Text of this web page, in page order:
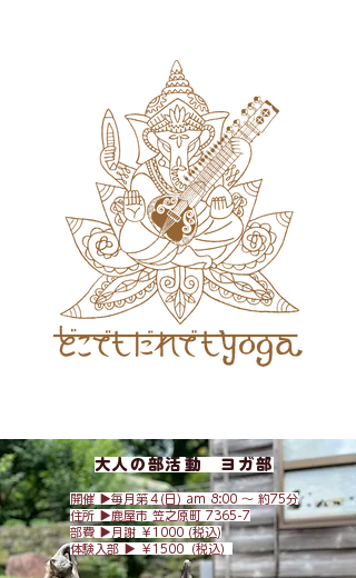
大人の部活動 ヨガ部
開催 ▶︎毎月第４(日) am 8:00 〜 約75分
​住所 ▶︎鹿屋市 笠之原町 7365-7
​部費 ▶︎月謝 ￥1000 (税込)
体験入部 ▶︎ ￥1500（税込）